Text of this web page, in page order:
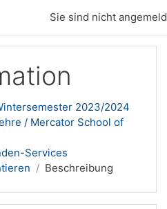
Sie sind nicht
2023/2024
/ Mercator School of
Services
Beschreibung